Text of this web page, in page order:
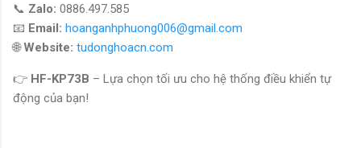
📞 Zalo: 0886.497.585
📧 Email: hoanganhphuong006@gmail.com
🌐Website: tudonghoacn.com
👉 HF-KP73B – Lựa chọn tối ưu cho hệ thống điều khiển tự
động của bạn!